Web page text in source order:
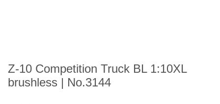
Z-10 Competition Truck BL 1:10XL
brushless | No.3144